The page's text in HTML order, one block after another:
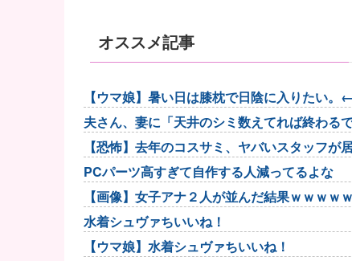
オススメ記事
【ウマ娘】暑い日は膝枕で日陰に入りたい
夫さん、妻に「天井のシミ数えてれば終わ
【恐怖】去年のコスサミ、ヤバいスタッフが
PCパーツ高すぎて自作する人減ってるよな
【画像】女子アナ２人が並んだ結果ｗｗｗ
【Pickup0607...
水着シュヴァちいいね！
【ウマ娘】水着シュヴァちいいね！